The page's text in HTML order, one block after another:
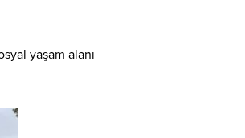
yaşam alanı